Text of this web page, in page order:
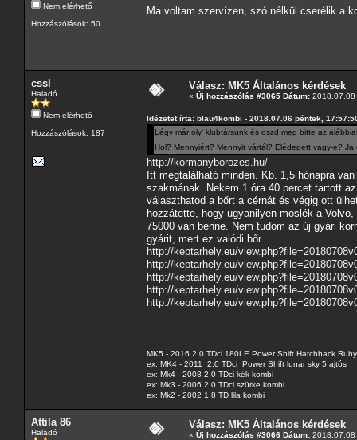
Nem elérhető
Hozzászólások: 50
Ma voltam szervízen, szó nélkül cserélik a
cssl
Haladó
Nem elérhető
Hozzászólások: 187
Válasz: MK5 Általános kérdések
« Új hozzászólás #3065 Dátum:
Idézetet írta: blau4kombi - 2018.07.06 péntek,
Légy már oly' klubtársunk és oszd meg bitte az
Hol? Mennyiért? Mennyit vártál? Elédegett vagy-e?
http://kormanyborozes.hu/
Itt megtalálható minden. Kb. 1,5 hónapra
szakmának. Nekem 1 óra 40 percet tartott
választhatod a bőrt a cérnát és végig ott
hozzátette, hogy ugyanilyen moslék a
75000 van benne. Nem tudom az új gyári
gyárit, mert ez valódi bőr.
http://keptarhely.eu/
http://keptarhely.eu/
http://keptarhely.eu/
http://keptarhely.eu/
http://keptarhely.eu/
MK5 - 2016 2.0 TDci 180LE Power Shift Hatchback
ex: MK4 - 2011 2.0 TDci Power Shift lunar sky 5 ajtós
ex: Mk4 - 2008 2.0 TDci kék kombi
ex: Mk3 - 2006 2.0 TDci szürke kombi
ex: Mk2 - 2002 1.8 TD lila kombi
Attila 86
Haladó
Válasz: MK5 Általános kérdések
« Új hozzászólás #3066 Dátum: